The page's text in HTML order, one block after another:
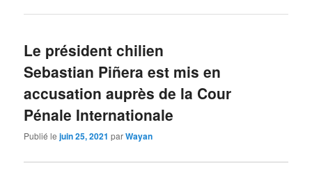
Le président chilien
Sebastian Piñera est mis en
accusation auprès de la Cour
Pénale Internationale
Publié lejuin 25, 2021 parWayan